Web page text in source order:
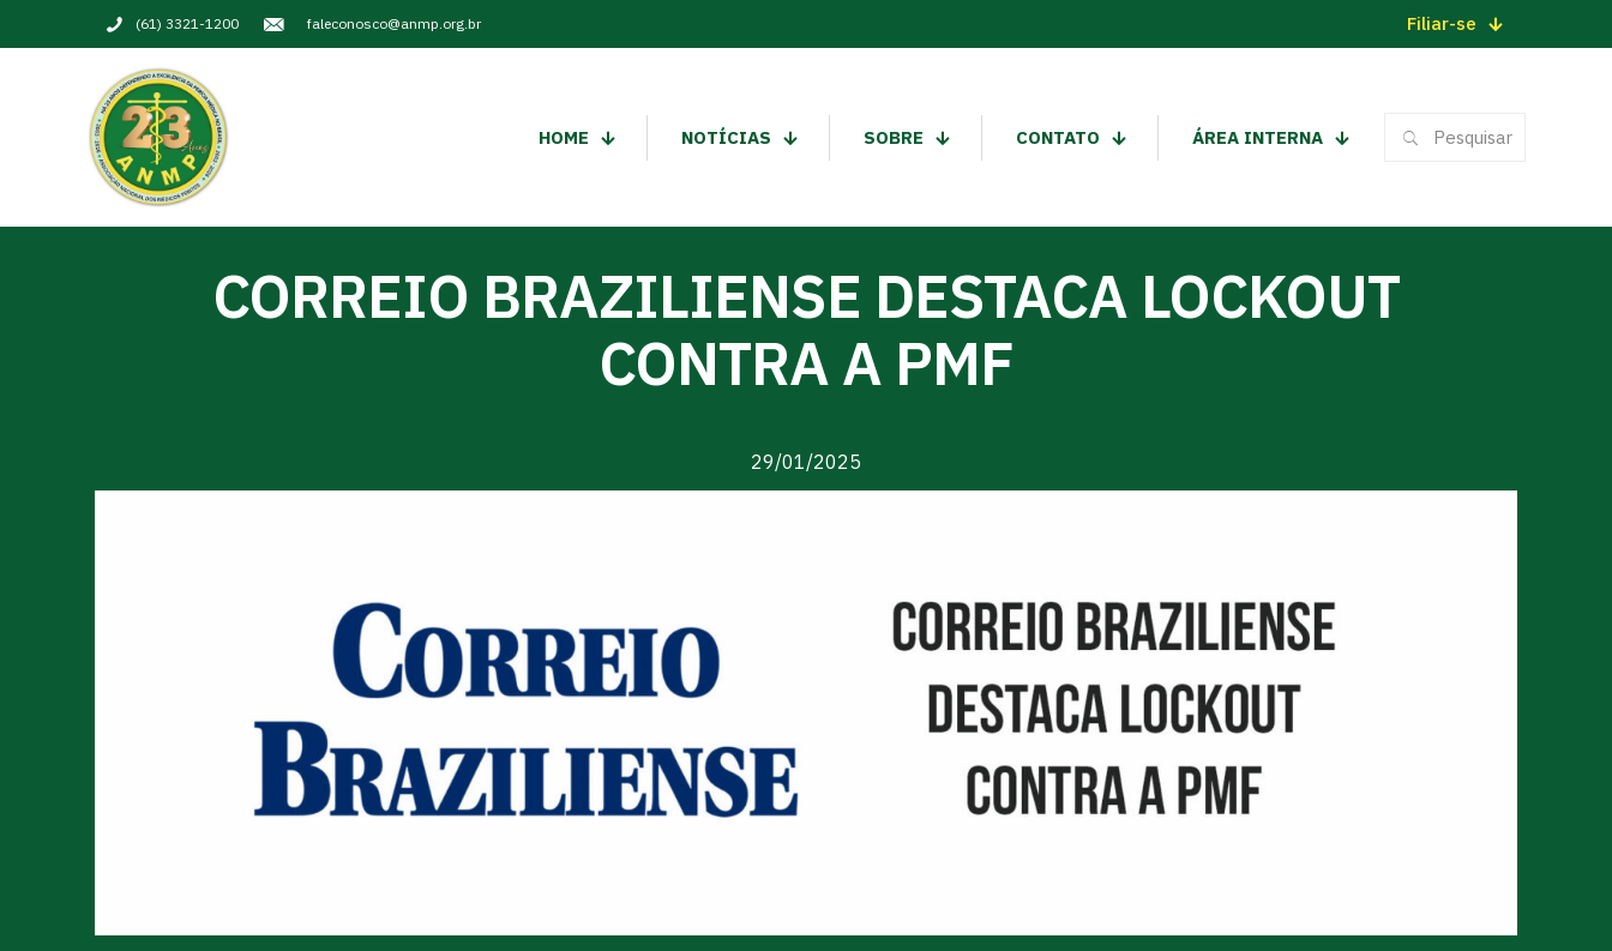
(61) 3321-1200 faleconosco@anmp.org.br Filiar-se
HOME NOTÍCIAS SOBRE CONTATO ÁREA INTERNA
CORREIO BRAZILIENSE DESTACA LOCKOUT
CONTRA A PMF
29/01/2025